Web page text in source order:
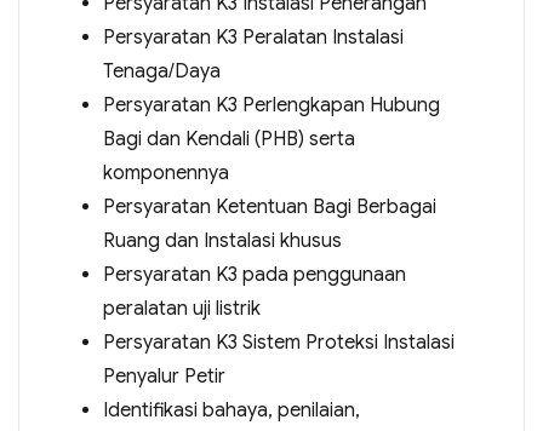
Persyaratan K3 Peralatan Instalasi
Tenaga/Daya
Persyaratan K3 Perlengkapan Hubung
Bagi dan Kendali (PHB) serta
komponennya
Persyaratan Ketentuan Bagi Berbagai
Ruang dan Instalasi khusus
Persyaratan K3 pada penggunaan
peralatan uji listrik
Persyaratan K3 Sistem Proteksi Instalasi
Penyalur Petir
Identifikasi bahaya, penilaian,